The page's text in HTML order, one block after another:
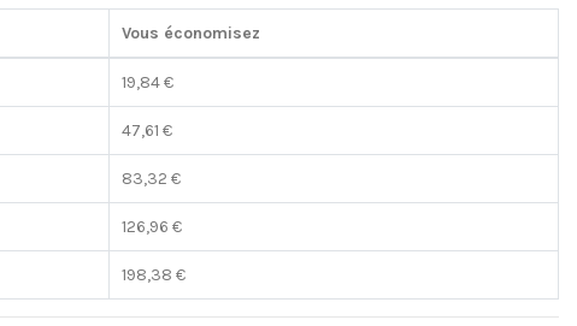
Vous économisez
19,84 €
47,61 €
83,32 €
126,96 €
198,38 €